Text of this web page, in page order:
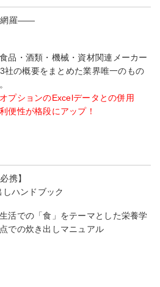
網羅――
品・酒類・機械・資材関連メーカー
社の概要をまとめた業界唯一のもの
プションのExcelデータとの併用
便性が格段にアップ！
携】
ハンドブック
活での「食」をテーマとした栄養学
での炊き出しマニュアル